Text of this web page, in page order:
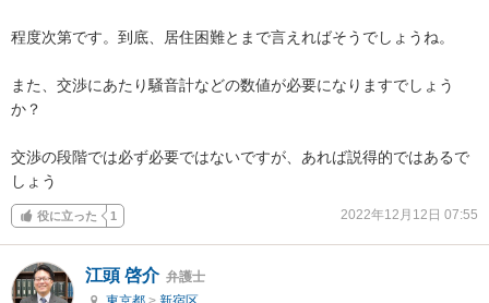
程度次第です。到底、居住困難とまで言えればそうでしょうね。
また、交渉にあたり騒音計などの数値が必要になりますでしょう
か？
交渉の段階では必ず必要ではないですが、あれば説得的ではあるで
しょう
役に立った 1 2022年12月12日 07:55
江頭 啓介 弁護士